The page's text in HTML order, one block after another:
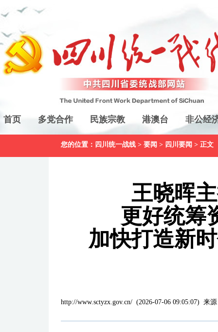
首页 多党合作 民族宗教 港澳台 非公经
您的位置： 四川统一战线 > 要闻 > 四川要闻 > 正文
王晓晖
更好统筹
加快打造新
http://www.sctyzx.gov.cn/ (2026-07-06 09:05:07) 来